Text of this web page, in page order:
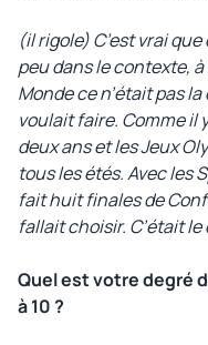
(il rigole) C’est vrai
peu dans le contexte,
Monde ce n’était pas
voulait faire. Comme il
deux ans et les Jeux
tous les étés. Avec les
fait huit finales de
fallait choisir. C’était
Quel est votre degré
à 10 ?